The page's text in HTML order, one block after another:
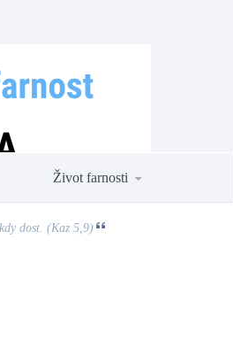
dost. (Kaz 5,9)
Život farnosti